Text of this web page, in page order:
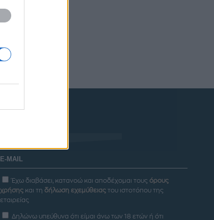
Έχω διαβάσει, κατανοώ και αποδέχομαι τους όρους
χρήσης και τη δήλωση εχεμύθειας του ιστοτόπου της
εταιρείας
Δηλώνω υπεύθυνα ότι είμαι άνω των 18 ετών ή ότι